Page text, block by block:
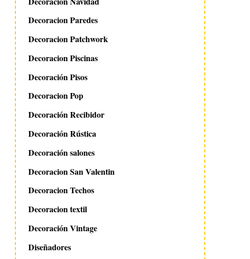
Decoracion Paredes
Decoracion Patchwork
Decoracion Piscinas
Decoración Pisos
Decoracion Pop
Decoración Recibidor
Decoración Rústica
Decoración salones
Decoracion San Valentin
Decoracion Techos
Decoracion textil
Decoración Vintage
Diseñadores